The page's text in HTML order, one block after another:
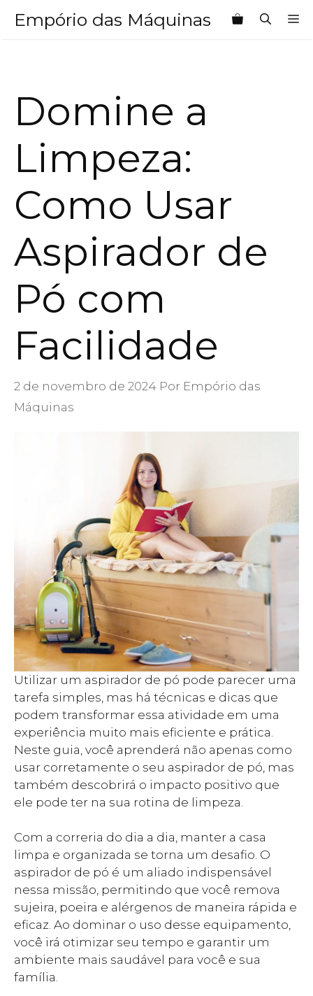
paraEmpório das Máquinas
Domine a
Limpeza:
Como Usar
Aspirador de
Pó com
Facilidade
2 de novembro de 2024 Por Empório das
Máquinas
Utilizar um aspirador de pó pode parecer uma
tarefa simples, mas há técnicas e dicas que
podem transformar essa atividade em uma
experiência muito mais eficiente e prática.
Neste guia, você aprenderá não apenas como
usar corretamente o seu aspirador de pó, mas
também descobrirá o impacto positivo que
ele pode ter na sua rotina de limpeza.
Com a correria do dia a dia, manter a casa
limpa e organizada se torna um desafio. O
aspirador de pó é um aliado indispensável
nessa missão, permitindo que você remova
sujeira, poeira e alérgenos de maneira rápida e
eficaz. Ao dominar o uso desse equipamento,
você irá otimizar seu tempo e garantir um
ambiente mais saudável para você e sua
família.